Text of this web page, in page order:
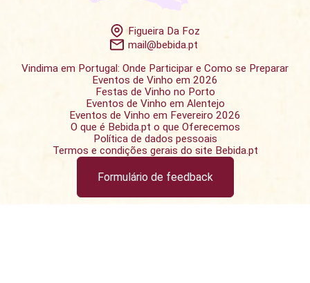
Figueira Da Foz
mail@bebida.pt
Vindima em Portugal: Onde Participar e Como se Preparar
Eventos de Vinho em 2026
Festas de Vinho no Porto
Eventos de Vinho em Alentejo
Eventos de Vinho em Fevereiro 2026
O que é Bebida.pt o que Oferecemos
Política de dados pessoais
Termos e condições gerais do site Bebida.pt
Formulário de feedback